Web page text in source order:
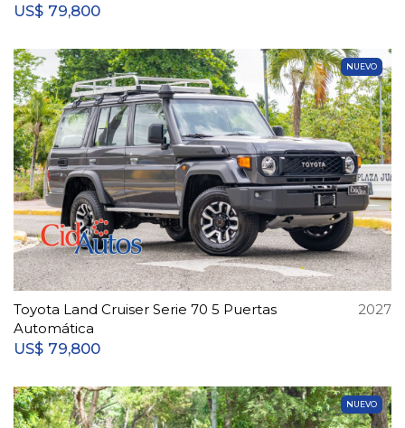
US$ 79,800
NUEVO
Toyota Land Cruiser Serie 70 5 Puertas
Automática
2027
US$ 79,800
NUEVO